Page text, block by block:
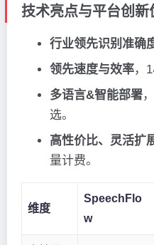
技术亮点与平台创新
行业领先识别准确
领先速度与效率，
多语言&智能部署
选。
高性价比、灵活扩
量计费。
维度
SpeechFlo
w